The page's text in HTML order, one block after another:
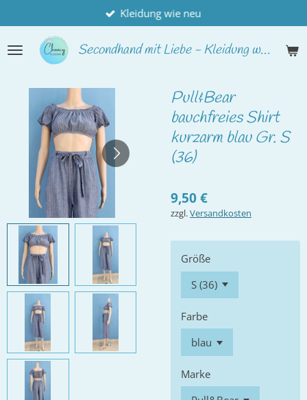
Hauptinhalt
springen
Secondhandmit Liebe - Kleidung wie neu
Kleidung wie neu
Pull&Bear
bauchfreies Shirt
kurzarm blau Gr. S
(36)
9,50 €
zzgl.Versandkosten
Größe
Farbe
Marke